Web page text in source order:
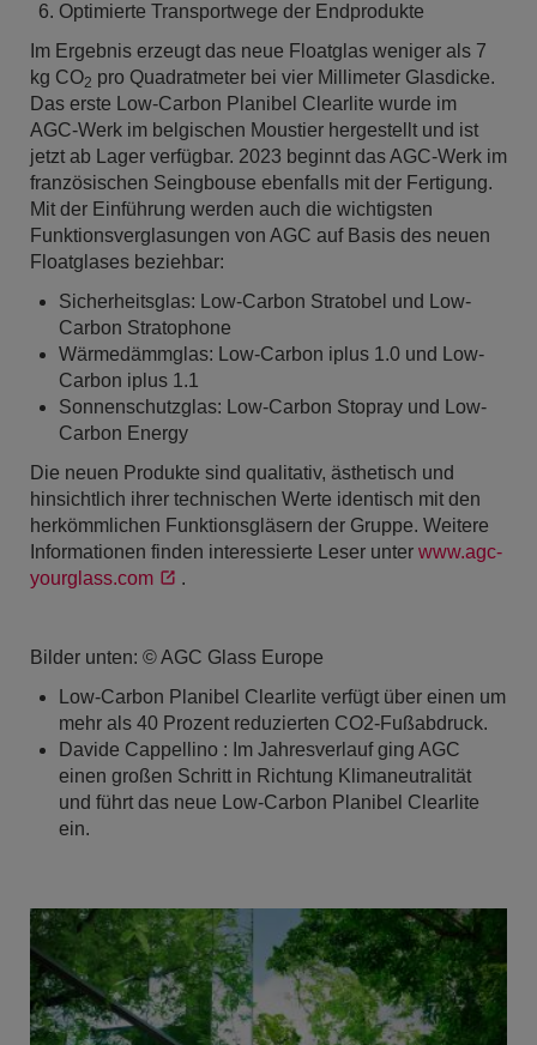
Optimierte Transportwege der Endprodukte
Im Ergebnis erzeugt das neue Floatglas weniger als 7
kg CO2 pro Quadratmeter bei vier Millimeter Glasdicke.
Das erste Low-Carbon Planibel Clearlite wurde im
AGC-Werk im belgischen Moustier hergestellt und ist
jetzt ab Lager verfügbar. 2023 beginnt das AGC-Werk im
französischen Seingbouse ebenfalls mit der Fertigung.
Mit der Einführung werden auch die wichtigsten
Funktionsverglasungen von AGC auf Basis des neuen
Floatglases beziehbar:
Sicherheitsglas: Low-Carbon Stratobel und Low-
Carbon Stratophone
Wärmedämmglas: Low-Carbon iplus 1.0 und Low-
Carbon iplus 1.1
Sonnenschutzglas: Low-Carbon Stopray und Low-
Carbon Energy
Die neuen Produkte sind qualitativ, ästhetisch und
hinsichtlich ihrer technischen Werte identisch mit den
herkömmlichen Funktionsgläsern der Gruppe. Weitere
Informationen finden interessierte Leser unter www.agc-
yourglass.com
.
Bilder unten: © AGC Glass Europe
Low-Carbon Planibel Clearlite verfügt über einen um
mehr als 40 Prozent reduzierten CO2-Fußabdruck.
Davide Cappellino : Im Jahresverlauf ging AGC
einen großen Schritt in Richtung Klimaneutralität
und führt das neue Low-Carbon Planibel Clearlite
ein.